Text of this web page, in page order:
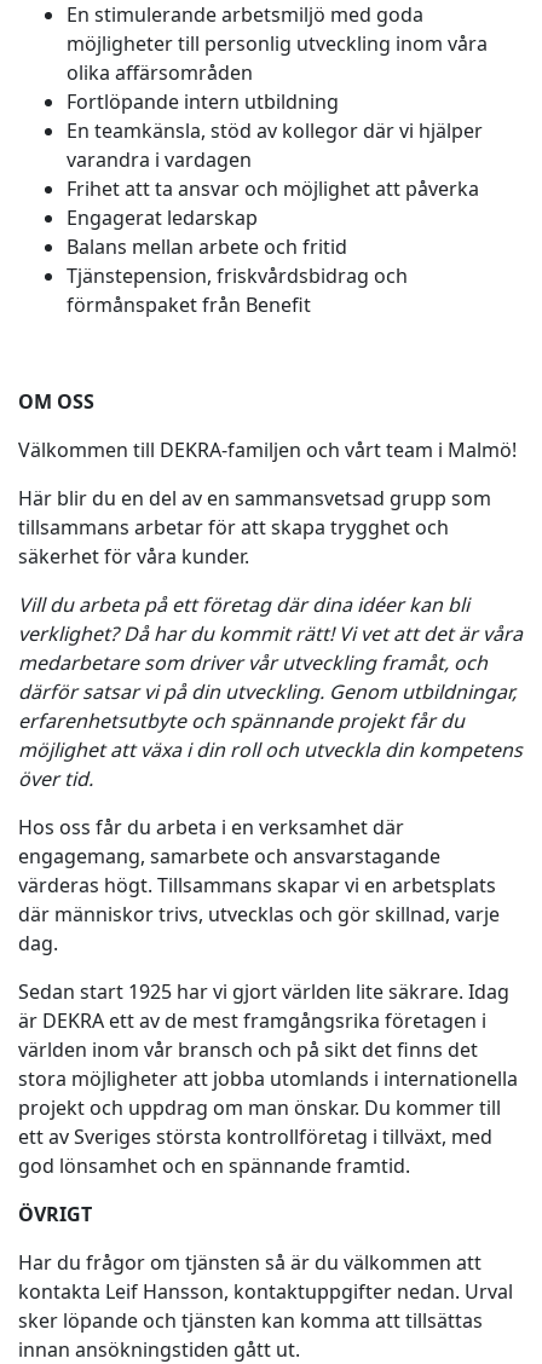
En stimulerande arbetsmiljö med goda
möjligheter till personlig utveckling inom våra
olika affärsområden
Fortlöpande intern utbildning
En teamkänsla, stöd av kollegor där vi hjälper
varandra i vardagen
Frihet att ta ansvar och möjlighet att påverka
Engagerat ledarskap
Balans mellan arbete och fritid
Tjänstepension, friskvårdsbidrag och
förmånspaket från Benefit
OM OSS
Välkommen till DEKRA-familjen och vårt team i Malmö!
Här blir du en del av en sammansvetsad grupp som
tillsammans arbetar för att skapa trygghet och
säkerhet för våra kunder.
Vill du arbeta på ett företag där dina idéer kan bli
verklighet? Då har du kommit rätt! Vi vet att det är våra
medarbetare som driver vår utveckling framåt, och
därför satsar vi på din utveckling. Genom utbildningar,
erfarenhetsutbyte och spännande projekt får du
möjlighet att växa i din roll och utveckla din kompetens
över tid.
Hos oss får du arbeta i en verksamhet där
engagemang, samarbete och ansvarstagande
värderas högt. Tillsammans skapar vi en arbetsplats
där människor trivs, utvecklas och gör skillnad, varje
dag.
Sedan start 1925 har vi gjort världen lite säkrare. Idag
är DEKRA ett av de mest framgångsrika företagen i
världen inom vår bransch och på sikt det finns det
stora möjligheter att jobba utomlands i internationella
projekt och uppdrag om man önskar. Du kommer till
ett av Sveriges största kontrollföretag i tillväxt, med
god lönsamhet och en spännande framtid.
ÖVRIGT
Har du frågor om tjänsten så är du välkommen att
kontakta Leif Hansson, kontaktuppgifter nedan. Urval
sker löpande och tjänsten kan komma att tillsättas
innan ansökningstiden gått ut.